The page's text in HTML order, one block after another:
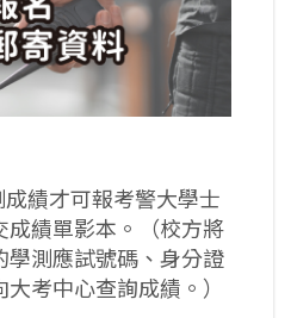
成績才可報考警大學士
成績單影本。（校方將
學測應試號碼、身分證
考中心查詢成績。）